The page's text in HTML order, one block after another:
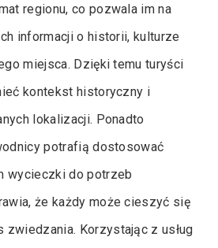
regionu, co pozwala im na
informacji o historii, kulturze
miejsca. Dzięki temu turyści
kontekst historyczny i
lokalizacji. Ponadto
potrafią dostosować
wycieczki do potrzeb
że każdy może cieszyć się
Korzystając z usług